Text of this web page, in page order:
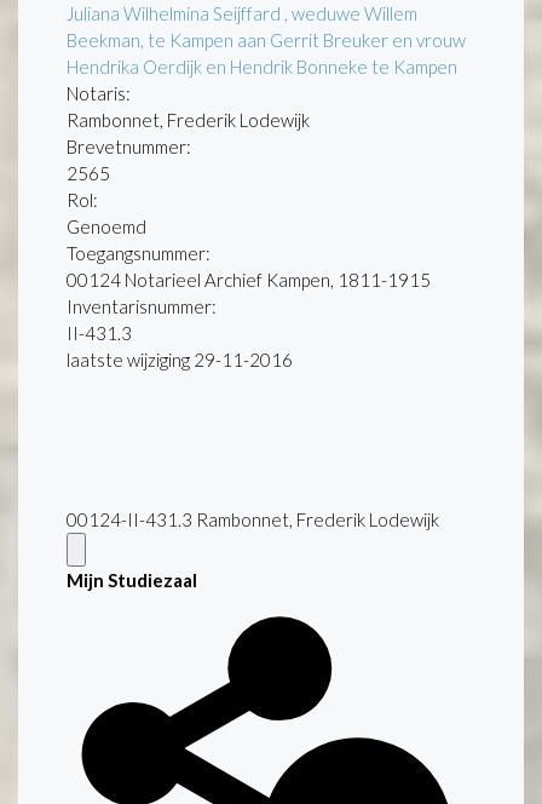
Juliana Wilhelmina Seijffard , weduwe Willem
Beekman, te Kampen aan Gerrit Breuker en vrouw
Hendrika Oerdijk en Hendrik Bonneke te Kampen
Notaris:
Rambonnet, Frederik Lodewijk
Brevetnummer:
2565
Rol:
Genoemd
Toegangsnummer:
00124 Notarieel Archief Kampen, 1811-1915
Inventarisnummer:
II-431.3
laatste wijziging 29-11-2016
00124-II-431.3 Rambonnet, Frederik Lodewijk
Mijn Studiezaal